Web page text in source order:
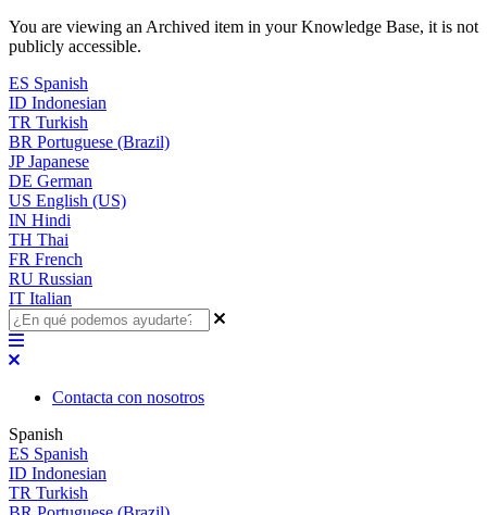
You are viewing an Archived item in your Knowledge Base, it is not
publicly accessible.
ES Spanish
ID Indonesian
TR Turkish
BR Portuguese (Brazil)
JP Japanese
DE German
US English (US)
IN Hindi
TH Thai
FR French
RU Russian
IT Italian
Contacta con nosotros
Spanish
ES Spanish
ID Indonesian
TR Turkish